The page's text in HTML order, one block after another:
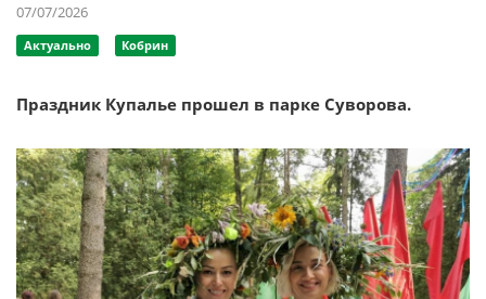
07/07/2026
Актуально Кобрин
Праздник Купалье прошел в парке Суворова.